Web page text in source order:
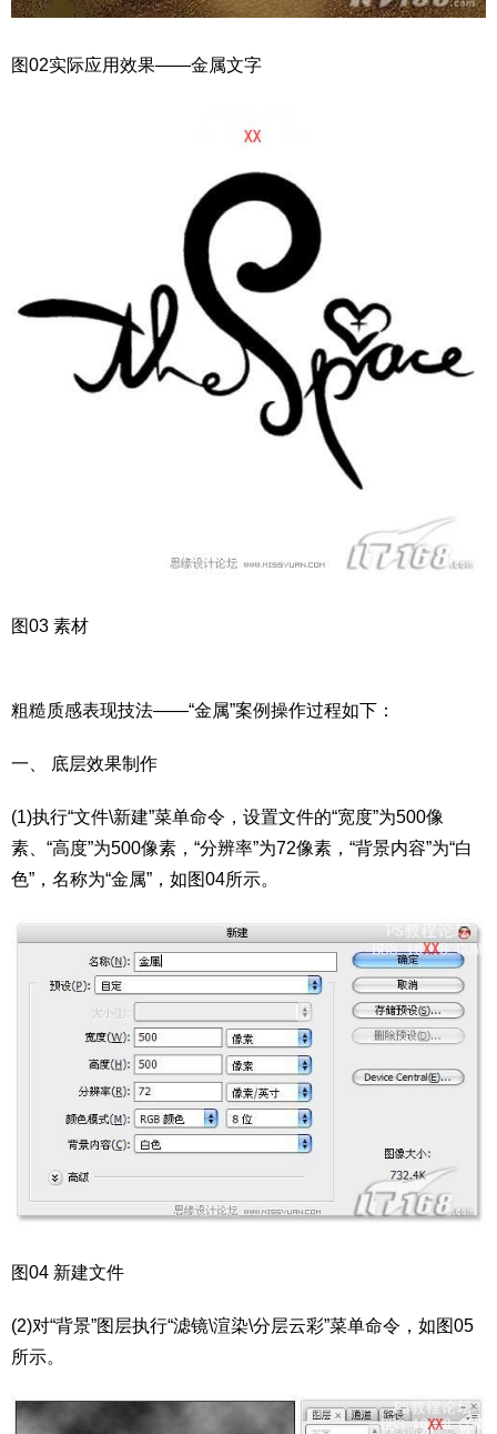
图02实际应用效果——金属文字
图03 素材
粗糙质感表现技法——“金属”案例操作过程如下：
一、 底层效果制作
(1)执行“文件\新建”菜单命令，设置文件的“宽度”为500像
素、“高度”为500像素，“分辨率”为72像素，“背景内容”为“白
色”，名称为“金属”，如图04所示。
图04 新建文件
(2)对“背景”图层执行“滤镜\渲染\分层云彩”菜单命令，如图05
所示。